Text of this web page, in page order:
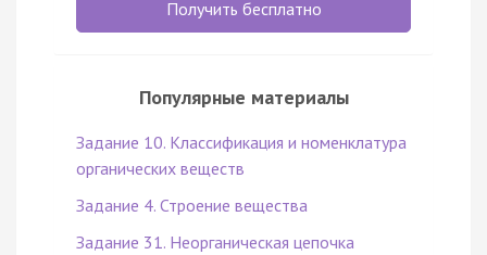
Получить бесплатно
Популярные материалы
Задание 10. Классификация и номенклатура
органических веществ
Задание 4. Строение вещества
Задание 31. Неорганическая цепочка